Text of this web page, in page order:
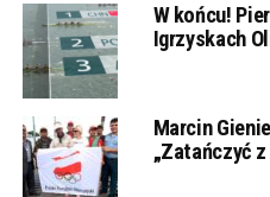
W końcu!
Igrzyskach
Marcin
„Zatańczyć